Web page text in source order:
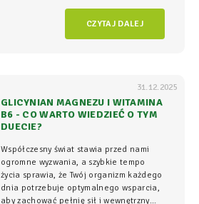
komórkowym rozgrywa się cała
CZYTAJ DALEJ
31.12.2025
GLICYNIAN MAGNEZU I WITAMINA
B6 - CO WARTO WIEDZIEĆ O TYM
DUECIE?
Współczesny świat stawia przed nami
ogromne wyzwania, a szybkie tempo
życia sprawia, że Twój organizm każdego
dnia potrzebuje optymalnego wsparcia,
aby zachować pełnię sił i wewnętrzny